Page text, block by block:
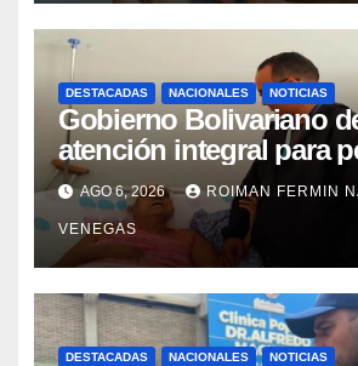
DESTACADAS NACIONALES NOTICIAS
Gobierno Bolivariano
atención integral para
con discapacidad en
campamentos de La
AGO 6, 2026 ROIMAN FERMIN
VENEGAS
DESTACADAS NACIONALES NOTICIAS